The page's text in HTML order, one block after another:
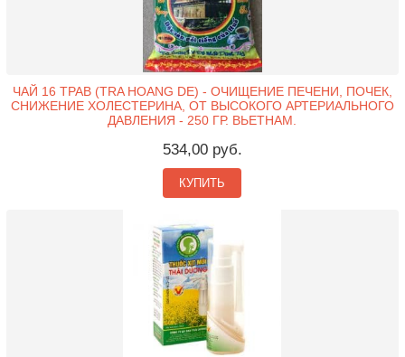
ЧАЙ 16 ТРАВ (TRA HOANG DE) - ОЧИЩЕНИЕ ПЕЧЕНИ, ПОЧЕК,
СНИЖЕНИЕ ХОЛЕСТЕРИНА, ОТ ВЫСОКОГО АРТЕРИАЛЬНОГО
ДАВЛЕНИЯ - 250 ГР. ВЬЕТНАМ.
534,00 руб.
КУПИТЬ